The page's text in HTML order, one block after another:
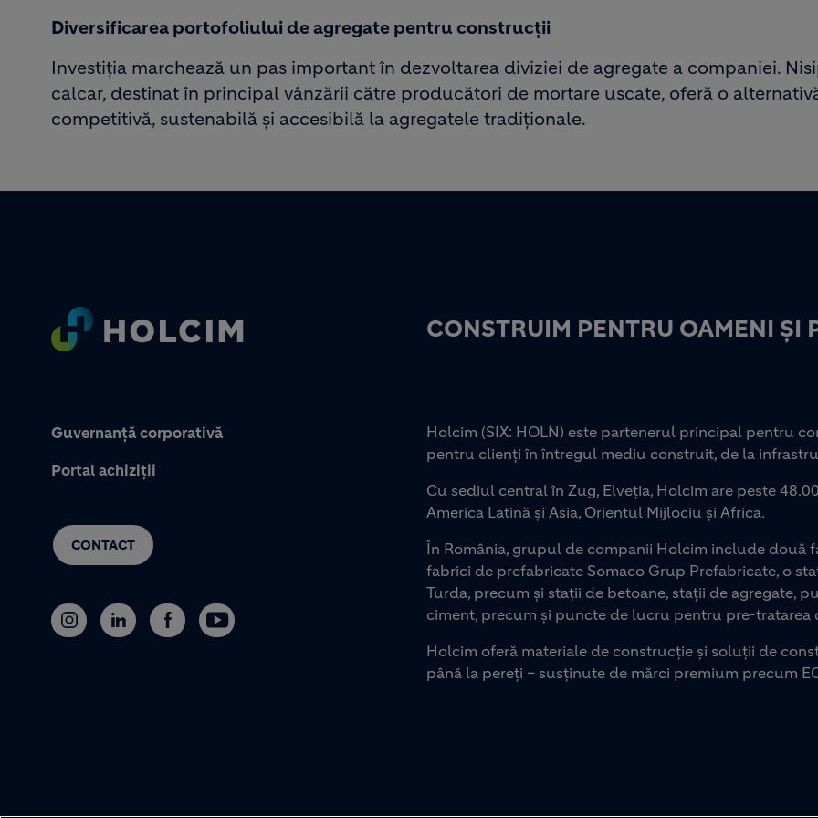
Diversificarea portofoliului de agregate pentru construcții
Investiția marchează un pas important în dezvoltarea diviziei de agregate a companiei.
calcar, destinat în principal vânzării către producători de mortare uscate, oferă o
competitivă, sustenabilă și accesibilă la agregatele tradiționale.
CONSTRUIM PENTRU OAMENI ȘI
Guvernanță corporativă
Portal achiziții
CONTACT
Holcim (SIX: HOLN) este partenerul principal pentru
pentru clienți în întregul mediu construit, de la
Cu sediul central în Zug, Elveția, Holcim are peste
America Latină și Asia, Orientul Mijlociu și Africa.
În România, grupul de companii Holcim include două
fabrici de prefabricate Somaco Grup Prefabricate, o
Turda, precum și stații de betoane, stații de agregate,
ciment, precum și puncte de lucru pentru pre-tratarea
Holcim oferă materiale de construcție și soluții de
până la pereți – susținute de mărci premium precum